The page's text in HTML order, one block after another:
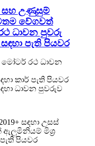
සහ උණුසුම්
වේගවත්
ධාවන පුවරු
සඳහා පැති පියවර
මෝටර් රථ ධාවන
කාර් පැති පියවර
ධාවන පුවරුව